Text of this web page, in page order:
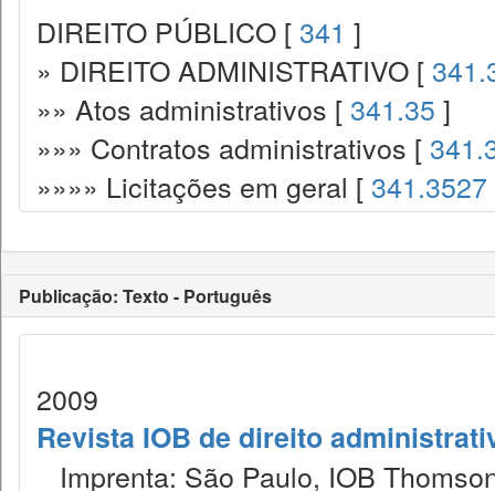
DIREITO PÚBLICO [ 341 ]
» DIREITO ADMINISTRATIVO [
»» Atos administrativos [ 341.35 ]
»»» Contratos administrativos [
»»»» Licitações em geral [ 341.3527
Publicação: Texto - Português
2009
Revista IOB de direito
Imprenta: São Paulo, IOB